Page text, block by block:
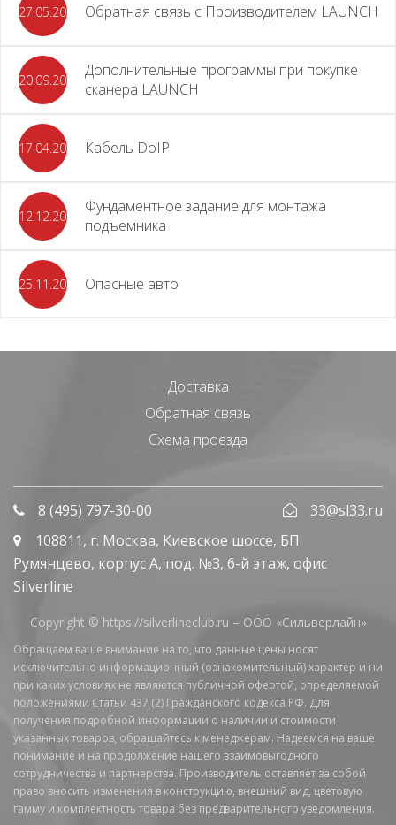
27.05.2026 Обратная связь с Производителем LAUNCH
20.09.2025
Дополнительные программы при покупке
сканера LAUNCH
17.04.2024 Кабель DoIP
12.12.2023
Фундаментное задание для монтажа
подъемника
25.11.2023 Опасные авто
Доставка
Обратная связь
Схема проезда
8 (495) 797-30-00
33@sl33.ru
108811, г. Москва, Киевское шоссе, БП
Румянцево, корпус А, под. №3, 6-й этаж, офис
Silverline
Copyright © https://silverlineclub.ru – ООО «Сильверлайн»
Обращаем ваше внимание на то, что данные цены носят
исключительно информационный (ознакомительный) характер и ни
при каких условиях не являются публичной офертой, определяемой
положениями Статьи 437 (2) Гражданского кодекса РФ. Для
получения подробной информации о наличии и стоимости
указанных товаров, обращайтесь к менеджерам. Надеемся на ваше
понимание и на продолжение нашего взаимовыгодного
сотрудничества и партнерства. Производитель оставляет за собой
право вносить изменения в конструкцию, внешний вид, цветовую
гамму и комплектность товара без предварительного уведомления.